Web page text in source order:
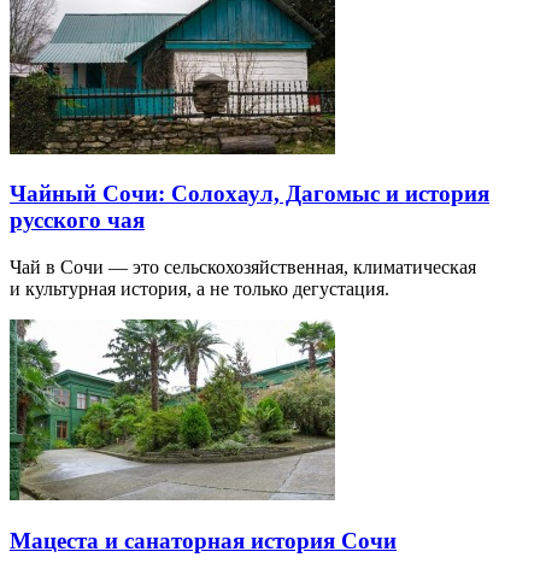
Чайный Сочи: Солохаул, Дагомыс и история
русского чая
Чай в Сочи — это сельскохозяйственная, климатическая
и культурная история, а не только дегустация.
Мацеста и санаторная история Сочи